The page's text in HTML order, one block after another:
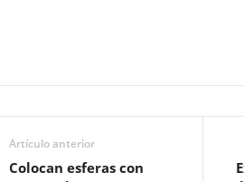
Artículo anterior
Colocan esferas con